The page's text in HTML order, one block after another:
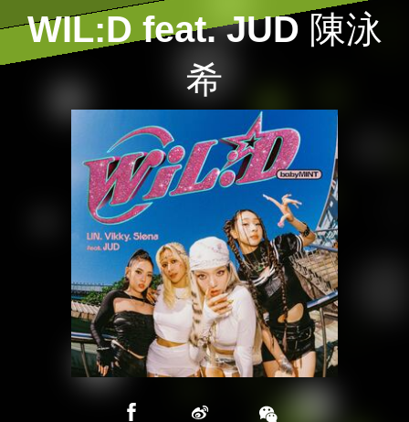
WIL:D feat. JUD 陳泳
希